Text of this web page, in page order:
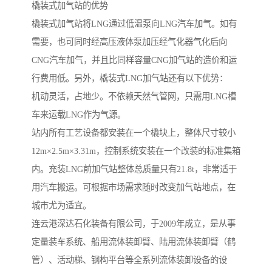
橇装式加气站的优势
橇装式加气站将LNG通过低温泵向LNG汽车加气。如有
需要，也可同时经高压液体泵加压经气化器气化后向
CNG汽车加气，并且比同样容量CNG加气站的造价和运
行费用低。另外，橇装式LNG加气站还有以下优势：
机动灵活，占地少。不依赖天然气管网，只需用LNG槽
车来运载LNG作为气源。
站内所有工艺设备都安装在一个橇块上，整体尺寸较小
12m×2.5m×3.31m，控制系统安装在一个改装的标准集箱
内。充装LNG前加气站整体总质量只有21.8t，非常适于
用汽车搬运。可根据市场需求随时改变加气站地点，在
城市尤为适宜。
连云港深达石化装备有限公司，于2009年成立，是从事
定量装车系统、船用流体装卸臂、陆用流体装卸臂（鹤
管）、活动梯、钢构平台等全系列流体装卸设备的设